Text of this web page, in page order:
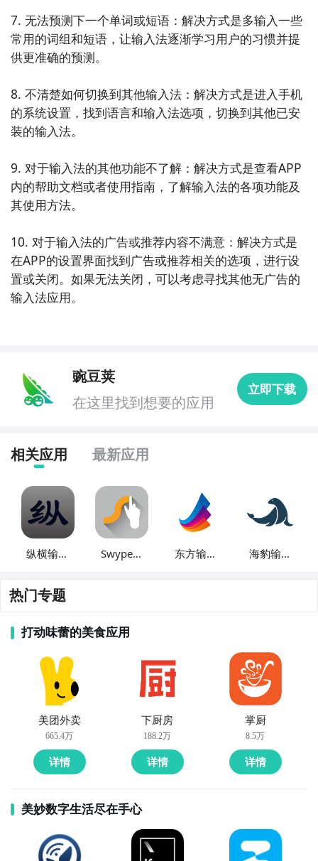
10. 《搜狐悦听输入法》：搜狐悦听输入法是一款专注
于语音输入的输入法应用，支持高准确率的语音识别和
语音转文字功能，方便用户进行语音输入和编辑文字。
以上就是十款与《番茄输入法》类似的中文手机APP，
它们都是系统工具和输入法类别的应用，每款APP都具
备各自的特色和功能，供用户选择和使用。
7. 无法预测下一个单词或短语：解决方式是多输入一些
常用的词组和短语，让输入法逐渐学习用户的习惯并提
供更准确的预测。
8. 不清楚如何切换到其他输入法：解决方式是进入手机
的系统设置，找到语言和输入法选项，切换到其他已安
装的输入法。
9. 对于输入法的其他功能不了解：解决方式是查看APP
内的帮助文档或者使用指南，了解输入法的各项功能及
其使用方法。
10. 对于输入法的广告或推荐内容不满意：解决方式是
在APP的设置界面找到广告或推荐相关的选项，进行设
置或关闭。如果无法关闭，可以考虑寻找其他无广告的
输入法应用。
豌豆荚
在这里找到想要的应用
立即下载
相关应用 最新应用
纵横输入
Swype输
东方输入
海豹输入
热门专题
打动味蕾的美食应用
美团外卖
665.4万
详情
下厨房
188.2万
详情
掌厨
8.5万
详情
美妙数字生活尽在手心